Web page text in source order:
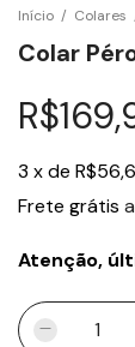
Início / Colares
Colar
3 xde
Frete grátis
Atenção,